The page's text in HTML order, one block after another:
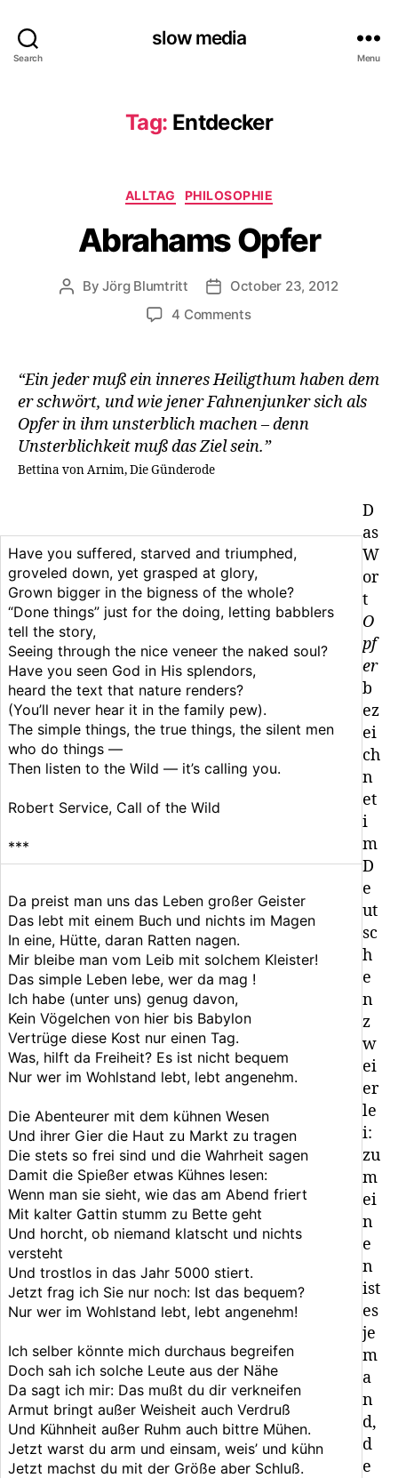
Search
slow media
Menu
Tag: Entdecker
Categories
ALLTAG PHILOSOPHIE
Abrahams Opfer
PostByJörg Blumtritt
PostOctober 23, 2012
4 Commentson
“Ein jeder muß ein inneres Heiligthum haben dem
er schwört, und wie jener Fahnenjunker sich als
Opfer in ihm unsterblich machen – denn
Unsterblichkeit muß das Ziel sein.”
Bettina von Arnim, Die Günderode
Have you suffered, starved and triumphed,
groveled down, yet grasped at glory,
Grown bigger in the bigness of the whole?
“Done things” just for the doing, letting babblers
tell the story,
Seeing through the nice veneer the naked soul?
Have you seen God in His splendors,
heard the text that nature renders?
(You’ll never hear it in the family pew).
The simple things, the true things, the silent men
who do things —
Then listen to the Wild — it’s calling you.
Robert Service, Call of the Wild
***
Da preist man uns das Leben großer Geister
Das lebt mit einem Buch und nichts im Magen
In eine, Hütte, daran Ratten nagen.
Mir bleibe man vom Leib mit solchem Kleister!
Das simple Leben lebe, wer da mag !
Ich habe (unter uns) genug davon,
Kein Vögelchen von hier bis Babylon
Vertrüge diese Kost nur einen Tag.
Was, hilft da Freiheit? Es ist nicht bequem
Nur wer im Wohlstand lebt, lebt angenehm.
Die Abenteurer mit dem kühnen Wesen
Und ihrer Gier die Haut zu Markt zu tragen
Die stets so frei sind und die Wahrheit sagen
Damit die Spießer etwas Kühnes lesen:
Wenn man sie sieht, wie das am Abend friert
Mit kalter Gattin stumm zu Bette geht
Und horcht, ob niemand klatscht und nichts
versteht
Und trostlos in das Jahr 5000 stiert.
Jetzt frag ich Sie nur noch: Ist das bequem?
Nur wer im Wohlstand lebt, lebt angenehm!
Ich selber könnte mich durchaus begreifen
Doch sah ich solche Leute aus der Nähe
Da sagt ich mir: Das mußt du dir verkneifen
Armut bringt außer Weisheit auch Verdruß
Und Kühnheit außer Ruhm auch bittre Mühen.
Jetzt warst du arm und einsam, weis’ und kühn
Jetzt machst du mit der Größe aber Schluß.
D
as
W
or
t
O
pf
er
b
ez
ei
ch
n
et
i
m
D
e
ut
sc
h
e
n
z
w
ei
er
le
i:
zu
m
ei
n
e
n
ist
es
je
m
a
n
d,
d
e